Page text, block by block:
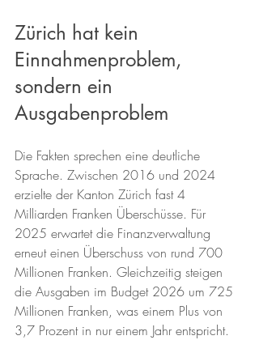
Zürich hat kein
Einnahmenproblem,
sondern ein
Ausgabenproblem
Die Fakten sprechen eine deutliche
Sprache. Zwischen 2016 und 2024
erzielte der Kanton Zürich fast 4
Milliarden Franken Überschüsse. Für
2025 erwartet die Finanzverwaltung
erneut einen Überschuss von rund 700
Millionen Franken. Gleichzeitig steigen
die Ausgaben im Budget 2026 um 725
Millionen Franken, was einem Plus von
3,7 Prozent in nur einem Jahr entspricht.